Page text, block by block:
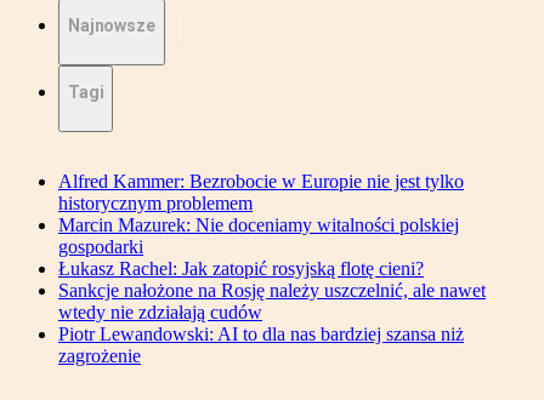
Najnowsze
Tagi
Alfred Kammer: Bezrobocie w Europie nie jest tylko
historycznym problemem
Marcin Mazurek: Nie doceniamy witalności polskiej
gospodarki
Łukasz Rachel: Jak zatopić rosyjską flotę cieni?
Sankcje nałożone na Rosję należy uszczelnić, ale nawet
wtedy nie zdziałają cudów
Piotr Lewandowski: AI to dla nas bardziej szansa niż
zagrożenie